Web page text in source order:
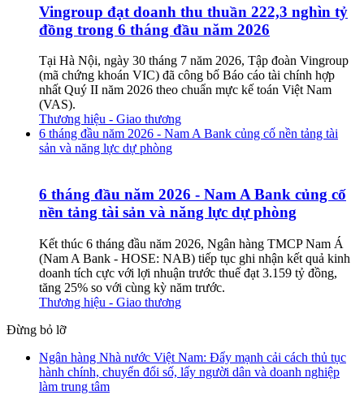
Vingroup đạt doanh thu thuần 222,3 nghìn tỷ
đồng trong 6 tháng đầu năm 2026
Tại Hà Nội, ngày 30 tháng 7 năm 2026, Tập đoàn Vingroup
(mã chứng khoán VIC) đã công bố Báo cáo tài chính hợp
nhất Quý II năm 2026 theo chuẩn mực kế toán Việt Nam
(VAS).
Thương hiệu - Giao thương
6 tháng đầu năm 2026 - Nam A Bank củng cố nền tảng tài
sản và năng lực dự phòng
6 tháng đầu năm 2026 - Nam A Bank củng cố
nền tảng tài sản và năng lực dự phòng
Kết thúc 6 tháng đầu năm 2026, Ngân hàng TMCP Nam Á
(Nam A Bank - HOSE: NAB) tiếp tục ghi nhận kết quả kinh
doanh tích cực với lợi nhuận trước thuế đạt 3.159 tỷ đồng,
tăng 25% so với cùng kỳ năm trước.
Thương hiệu - Giao thương
Đừng bỏ lỡ
Ngân hàng Nhà nước Việt Nam: Đẩy mạnh cải cách thủ tục
hành chính, chuyển đổi số, lấy người dân và doanh nghiệp
làm trung tâm